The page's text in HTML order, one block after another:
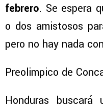
febrero. Se espera
o dos amistosos
pero no hay nada
Preolimpico de
Honduras